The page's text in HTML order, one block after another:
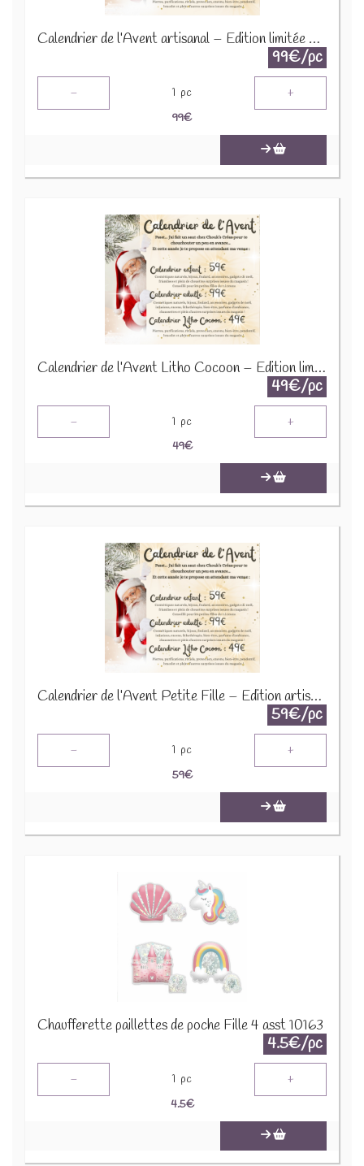
Calendrier de l’Avent artisanal – Édition limitée 2025
99€/pc
- 1 pc +
99€
Calendrier de l’Avent Litho Cocoon – Édition limitée 2025
49€/pc
- 1 pc +
49€
Calendrier de l’Avent Petite Fille – Édition artisanale 2025
59€/pc
- 1 pc +
59€
Chaufferette paillettes de poche Fille 4 asst 10163
4.5€/pc
- 1 pc +
4.5€